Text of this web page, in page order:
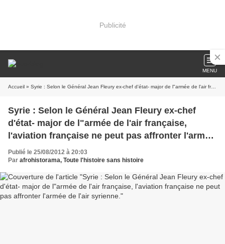
Publicité
MENU
Accueil » Syrie : Selon le Général Jean Fleury ex-chef d'état- major de l"armée de l'air française, l'aviation française ne peut pas affronter l'armée de l'air syrienne.
Syrie : Selon le Général Jean Fleury ex-chef
d'état- major de l"armée de l'air française,
l'aviation française ne peut pas affronter l'armée
de l'air syrienne.
Publié le 25/08/2012 à 20:03
Par afrohistorama, Toute l'histoire sans histoire